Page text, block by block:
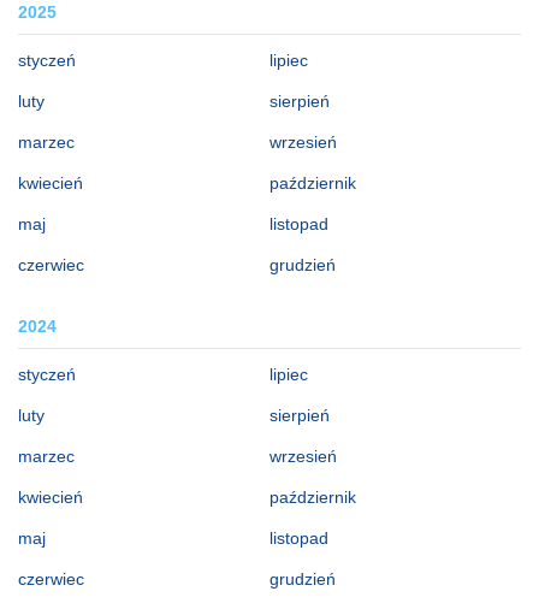
2025
styczeń
luty
marzec
kwiecień
maj
czerwiec
lipiec
sierpień
wrzesień
październik
listopad
grudzień
2024
styczeń
luty
marzec
kwiecień
maj
czerwiec
lipiec
sierpień
wrzesień
październik
listopad
grudzień